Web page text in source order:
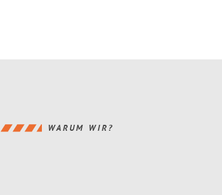
WARUM WIR?